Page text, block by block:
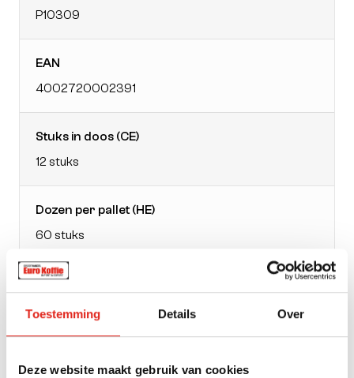
Toestemming Details Over
Deze website maakt gebruik van cookies
P10309
EAN
4002720002391
Stuks in doos (CE)
12 stuks
Dozen per pallet (HE)
60 stuks
EAN doos
4002720052396